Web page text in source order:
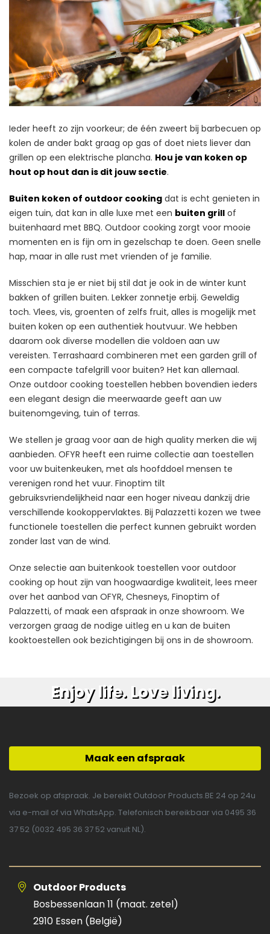
Ieder heeft zo zijn voorkeur; de één zweert bij barbecuen op
kolen de ander bakt graag op gas of doet niets liever dan
grillen op een elektrische plancha. Hou je van koken op
hout op hout dan is dit jouw sectie.
Buiten koken of outdoor cooking dat is echt genieten in
eigen tuin, dat kan in alle luxe met een buiten grill of
buitenhaard met BBQ. Outdoor cooking zorgt voor mooie
momenten en is fijn om in gezelschap te doen. Geen snelle
hap, maar in alle rust met vrienden of je familie.
Misschien sta je er niet bij stil dat je ook in de winter kunt
bakken of grillen buiten. Lekker zonnetje erbij. Geweldig
toch. Vlees, vis, groenten of zelfs fruit, alles is mogelijk met
buiten koken op een authentiek houtvuur. We hebben
daarom ook diverse modellen die voldoen aan uw
vereisten. Terrashaard combineren met een garden grill of
een compacte tafelgrill voor buiten? Het kan allemaal.
Onze outdoor cooking toestellen hebben bovendien ieders
een elegant design die meerwaarde geeft aan uw
buitenomgeving, tuin of terras.
We stellen je graag voor aan de high quality merken die wij
aanbieden. OFYR heeft een ruime collectie aan toestellen
voor uw buitenkeuken, met als hoofddoel mensen te
verenigen rond het vuur. Finoptim tilt
gebruiksvriendelijkheid naar een hoger niveau dankzij drie
verschillende kookoppervlaktes. Bij Palazzetti kozen we twee
functionele toestellen die perfect kunnen gebruikt worden
zonder last van de wind.
Onze selectie aan buitenkook toestellen voor outdoor
cooking op hout zijn van hoogwaardige kwaliteit, lees meer
over het aanbod van OFYR, Chesneys, Finoptim of
Palazzetti, of maak een afspraak in onze showroom. We
verzorgen graag de nodige uitleg en u kan de buiten
kooktoestellen ook bezichtigingen bij ons in de showroom.
Enjoy life. Love living.
Maak een afspraak
Bezoek op afspraak. Je bereikt Outdoor Products.BE 24 op 24u
via e-mail of via WhatsApp. Telefonisch bereikbaar via 0495 36
37 52 (0032 495 36 37 52 vanuit NL).
Outdoor Products
Bosbessenlaan 11 (maat. zetel)
2910 Essen (België)